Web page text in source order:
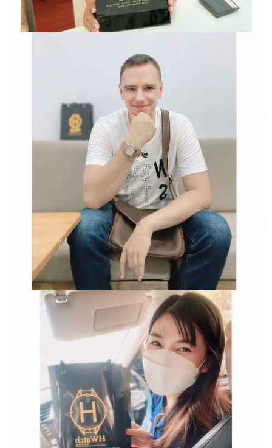
Đồng Hồ Chính Hãng
Hwatch Chuyên Nhập khẩu Và Phân Phối Các Loại
Đồng Hồ Chính Hãng
Trường hợp không chấp
nhận đổi hoặc trả sản
phẩm: